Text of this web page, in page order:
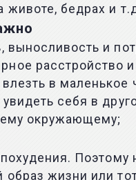
бедрах и
выносливость и
расстройство
в маленькое
себя в
окружающему;
Поэтому
жизни или